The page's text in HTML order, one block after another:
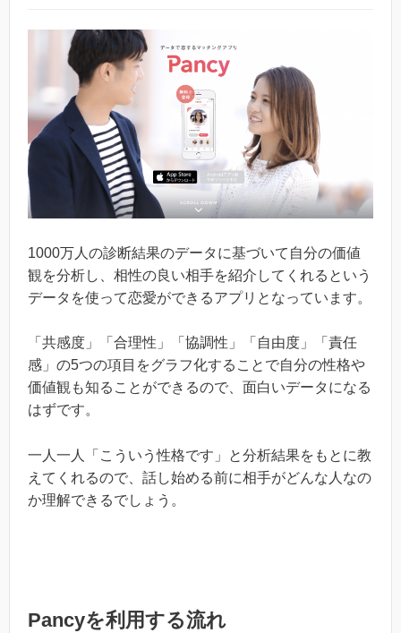
1000万人の診断結果のデータに基づいて自分の価値
観を分析し、相性の良い相手を紹介してくれるという
データを使って恋愛ができるアプリとなっています。
「共感度」「合理性」「協調性」「自由度」「責任
感」の5つの項目をグラフ化することで自分の性格や
価値観も知ることができるので、面白いデータになる
はずです。
一人一人「こういう性格です」と分析結果をもとに教
えてくれるので、話し始める前に相手がどんな人なの
か理解できるでしょう。
Pancyを利用する流れ